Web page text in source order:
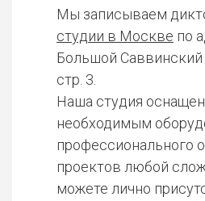
Мы записываем
студии в Москве по
Большой Саввинский
стр. 3.
Наша студия
необходимым
профессионального
проектов любой
можете лично